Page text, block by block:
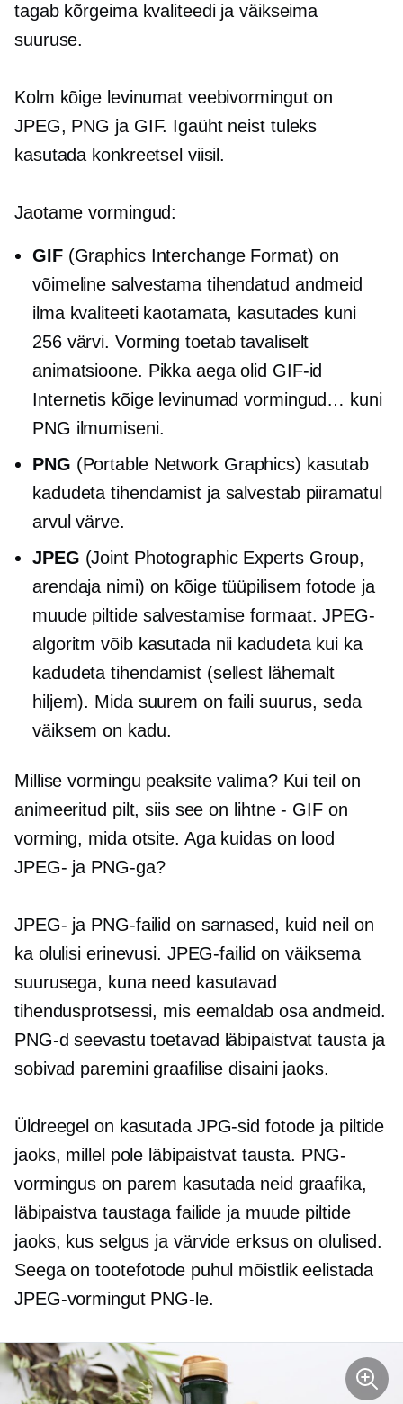
tagab kõrgeima kvaliteedi ja väikseima
suuruse.
Kolm kõige levinumat veebivormingut on
JPEG, PNG ja GIF. Igaüht neist tuleks
kasutada konkreetsel viisil.
Jaotame vormingud:
GIF(Graphics Interchange Format) on
võimeline salvestama tihendatud andmeid
ilma kvaliteeti kaotamata, kasutades kuni
256 värvi. Vorming toetab tavaliselt
animatsioone. Pikka aega olid GIF-id
Internetis kõige levinumad vormingud… kuni
PNG ilmumiseni.
PNG (Portable Network Graphics) kasutab
kadudeta tihendamist ja salvestab piiramatul
arvul värve.
JPEG (Joint Photographic Experts Group,
arendaja nimi) on kõige tüüpilisem fotode ja
muude piltide salvestamise formaat. JPEG-
algoritm võib kasutada nii kadudeta kui ka
kadudeta tihendamist (sellest lähemalt
hiljem). Mida suurem on faili suurus, seda
väiksem on kadu.
Millise vormingu peaksite valima? Kui teil on
animeeritud pilt, siis see on lihtne - GIFon
vorming, mida otsite. Aga kuidas on lood
JPEG- ja PNG-ga?
JPEG- ja PNG-failid on sarnased, kuid neil on
ka olulisi erinevusi. JPEG-failid on väiksema
suurusega, kuna need kasutavad
tihendusprotsessi, mis eemaldab osa andmeid.
PNG-d seevastu toetavad läbipaistvat tausta ja
sobivad paremini graafilise disaini jaoks.
Üldreegel on kasutada JPG-sid fotode ja piltide
jaoks, millel pole läbipaistvat tausta. PNG-
vormingus on parem kasutada neid graafika,
läbipaistva taustaga failide ja muude piltide
jaoks, kus selgus ja värvide erksus on olulised.
Seega on tootefotode puhul mõistlik eelistada
JPEG-vormingut PNG-le.